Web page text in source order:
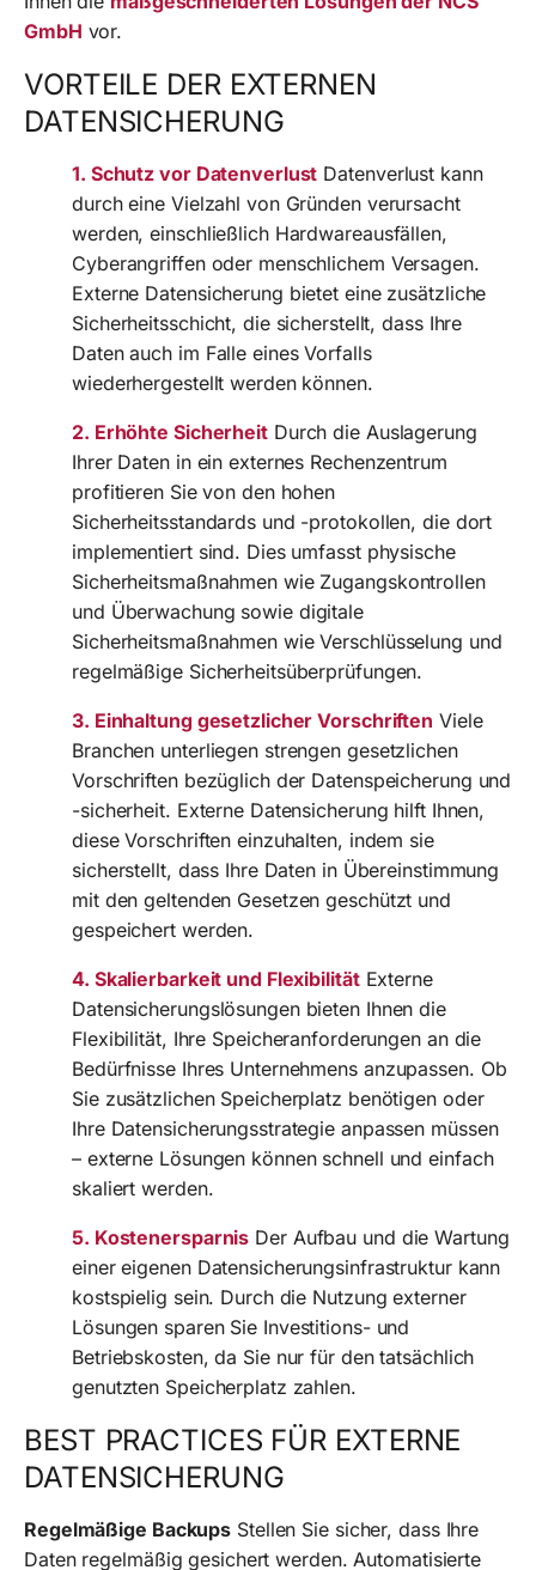
GmbH vor.
VORTEILE DER EXTERNEN
DATENSICHERUNG
1. Schutz vor Datenverlust Datenverlust kann
durch eine Vielzahl von Gründen verursacht
werden, einschließlich Hardwareausfällen,
Cyberangriffen oder menschlichem Versagen.
Externe Datensicherung bietet eine zusätzliche
Sicherheitsschicht, die sicherstellt, dass Ihre
Daten auch im Falle eines Vorfalls
wiederhergestellt werden können.
2. Erhöhte SicherheitDurch die Auslagerung
Ihrer Daten in ein externes Rechenzentrum
profitieren Sie von den hohen
Sicherheitsstandards und -protokollen, die dort
implementiert sind. Dies umfasst physische
Sicherheitsmaßnahmen wie Zugangskontrollen
und Überwachung sowie digitale
Sicherheitsmaßnahmen wie Verschlüsselung und
regelmäßige Sicherheitsüberprüfungen.
3. Einhaltung gesetzlicher Vorschriften Viele
Branchen unterliegen strengen gesetzlichen
Vorschriften bezüglich der Datenspeicherung und
-sicherheit. Externe Datensicherung hilft Ihnen,
diese Vorschriften einzuhalten, indem sie
sicherstellt, dass Ihre Daten in Übereinstimmung
mit den geltenden Gesetzen geschützt und
gespeichert werden.
4. Skalierbarkeit und FlexibilitätExterne
Datensicherungslösungen bieten Ihnen die
Flexibilität, Ihre Speicheranforderungen an die
Bedürfnisse Ihres Unternehmens anzupassen. Ob
Sie zusätzlichen Speicherplatz benötigen oder
Ihre Datensicherungsstrategie anpassen müssen
– externe Lösungen können schnell und einfach
skaliert werden.
5. Kostenersparnis Der Aufbau und die Wartung
einer eigenen Datensicherungsinfrastruktur kann
kostspielig sein. Durch die Nutzung externer
Lösungen sparen Sie Investitions- und
Betriebskosten, da Sie nur für den tatsächlich
genutzten Speicherplatz zahlen.
BEST PRACTICES FÜR EXTERNE
DATENSICHERUNG
Regelmäßige Backups Stellen Sie sicher, dass Ihre
Daten regelmäßig gesichert werden. Automatisierte